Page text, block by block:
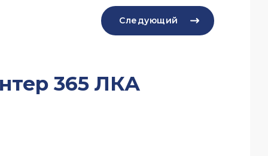
Следующий
365 ЛКА